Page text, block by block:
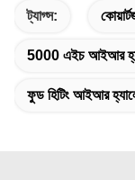
ট্যাগ্স:
5000 এইচ আইআর
ফুড হিটিং আইআর